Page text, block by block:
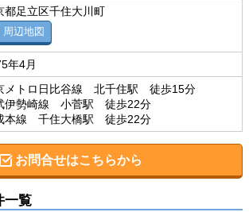
都足立区千住大川町
周辺地図
年4月
メトロ日比谷線 北千住駅 徒歩15分
伊勢崎線 小菅駅 徒歩22分
本線 千住大橋駅 徒歩22分
お問合せはこちらから
一覧